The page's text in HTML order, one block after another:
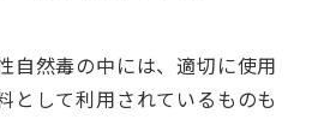
自然毒の中には、適切に使用
として利用されているものも